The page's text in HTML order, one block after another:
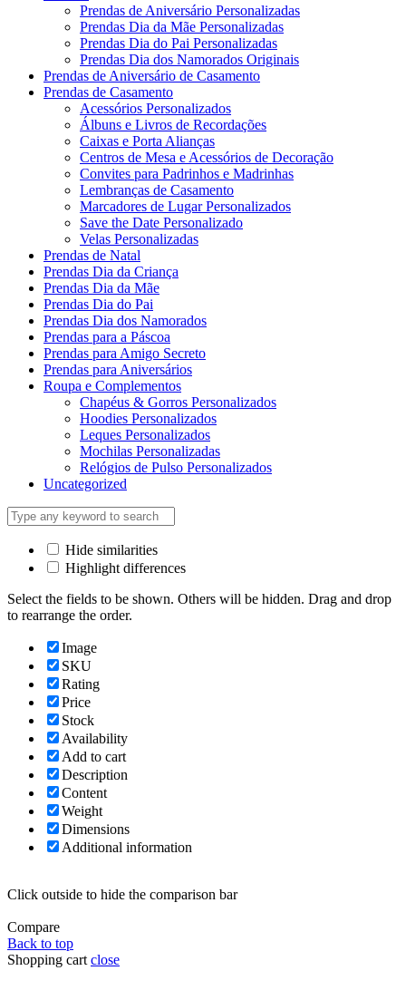
Prendas de Aniversário Personalizadas
Prendas Dia da Mãe Personalizadas
Prendas Dia do Pai Personalizadas
Prendas Dia dos Namorados Originais
Prendas de Aniversário de Casamento
Prendas de Casamento
Acessórios Personalizados
Álbuns e Livros de Recordações
Caixas e Porta Alianças
Centros de Mesa e Acessórios de Decoração
Convites para Padrinhos e Madrinhas
Lembranças de Casamento
Marcadores de Lugar Personalizados
Save the Date Personalizado
Velas Personalizadas
Prendas de Natal
Prendas Dia da Criança
Prendas Dia da Mãe
Prendas Dia do Pai
Prendas Dia dos Namorados
Prendas para a Páscoa
Prendas para Amigo Secreto
Prendas para Aniversários
Roupa e Complementos
Chapéus & Gorros Personalizados
Hoodies Personalizados
Leques Personalizados
Mochilas Personalizadas
Relógios de Pulso Personalizados
Uncategorized
Hide similarities
Highlight differences
Select the fields to be shown. Others will be hidden. Drag and drop
to rearrange the order.
Image
SKU
Rating
Price
Stock
Availability
Add to cart
Description
Content
Weight
Dimensions
Additional information
Click outside to hide the comparison bar
Compare
Back to top
Shopping cart close